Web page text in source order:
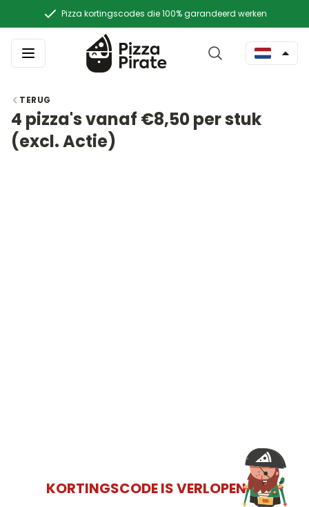
Pizza kortingscodes die 100% garandeerd werken
TERUG
4 pizza's vanaf €8,50 per stuk
(excl. Actie)
KORTINGSCODE IS VERLOPEN 😞